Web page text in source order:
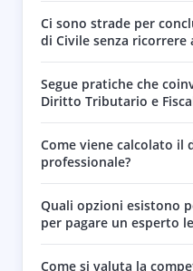
Ci sono strade per
di Civile senza ricorrere
Segue pratiche che
Diritto Tributario e
Come viene calcolato il
professionale?
Quali opzioni esistono
per pagare un esperto
Come si valuta la